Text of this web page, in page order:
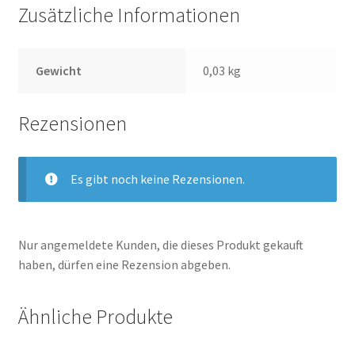
Zusätzliche Informationen
Gewicht 0,03 kg
Rezensionen
Es gibt noch keine Rezensionen.
Nur angemeldete Kunden, die dieses Produkt gekauft
haben, dürfen eine Rezension abgeben.
Ähnliche Produkte